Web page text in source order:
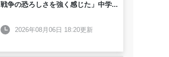
戦争の恐ろしさを強く感じた」中学...
2026年08月06日 18:20更新